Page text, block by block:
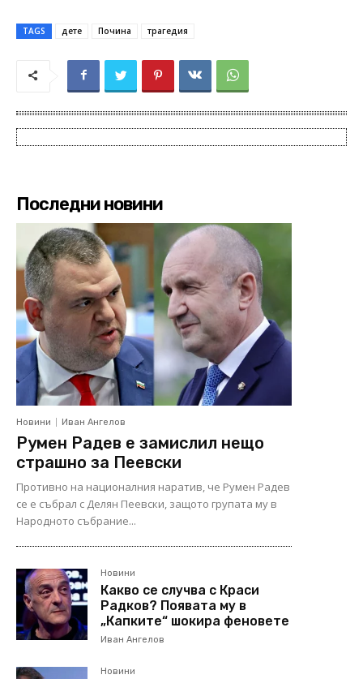
TAGS дете Почина трагедия
Последни новини
Новини Иван Ангелов
Румен Радев е замислил нещо
страшно за Пеевски
Противно на националния наратив, че Румен Радев
се е събрал с Делян Пеевски, защото групата му в
Народното събрание...
Новини
Какво се случва с Краси
Радков? Появата му в
„Капките“ шокира феновете
Иван Ангелов
Новини